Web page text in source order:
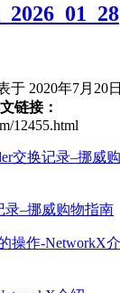
于 2020年7月20日
链接：
12455.html
录–挪威购物指南